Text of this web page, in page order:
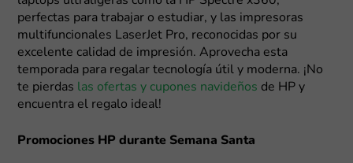
perfectas para trabajar o estudiar, y las impresoras
multifuncionales LaserJet Pro, reconocidas por su
excelente calidad de impresión. Aprovecha esta
temporada para regalar tecnología útil y moderna. ¡No
te pierdas las ofertas y cupones navideños de HP y
encuentra el regalo ideal!
Promociones HP durante Semana Santa